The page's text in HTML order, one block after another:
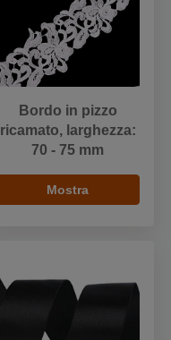
Bordo in pizzo
ricamato, larghezza:
70 - 75 mm
Mostra